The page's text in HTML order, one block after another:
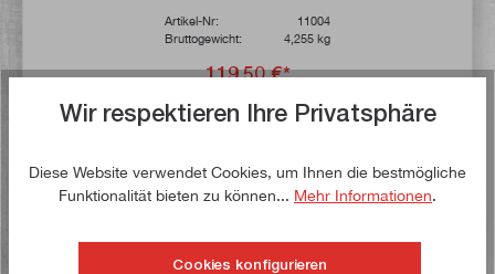
Artikel-Nr:
11004
Bruttogewicht:
4,255 kg
119,50 €*
141,00 €*
In den Warenkorb
Auf die Wunschliste
Wir respektieren Ihre Privatsphäre
Diese Website verwendet Cookies, um Ihnen die bestmögliche
Funktionalität bieten zu können... Mehr Informationen.
Cookies konfigurieren